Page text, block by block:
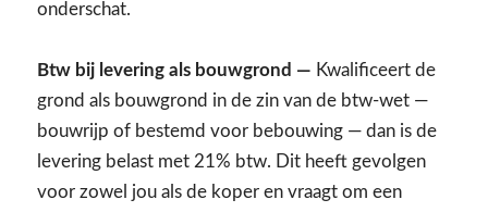
onderschat.
Btw bij levering als bouwgrond — Kwalificeert de
grond als bouwgrond in de zin van de btw-wet —
bouwrijp of bestemd voor bebouwing — dan is de
levering belast met 21% btw. Dit heeft gevolgen
voor zowel jou als de koper en vraagt om een